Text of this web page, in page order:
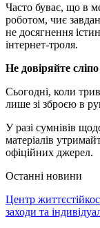
Часто буває, що в
роботом, чиє
не досягнення
інтернет-троля.
Не довіряйте
Сьогодні, коли
лише зі зброєю в
У разі сумнівів
матеріалів
офіційних джерел.
Останні новини
Центр
заходи та